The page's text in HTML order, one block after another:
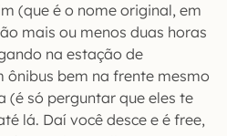
(que é o nome original, em
mais ou menos duas horas
na estação de
ônibus bem na frente mesmo
(é só perguntar que eles te
lá. Daí você desce e é free,